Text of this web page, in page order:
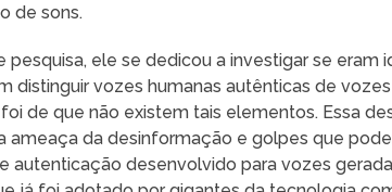
de sons.
pesquisa, ele se dedicou a investigar se eram
distinguir vozes humanas autênticas de
de que não existem tais elementos. Essa
ameaça da desinformação e golpes que
autenticação desenvolvido para vozes